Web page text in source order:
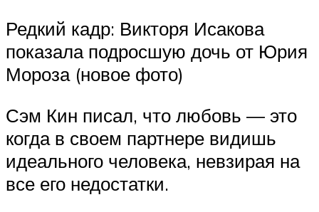
Редкий кадр: Викторя Исакова
показала подросшую дочь от Юрия
Мороза (новое фото)
Сэм Кин писал, что любовь — это
когда в своем партнере видишь
идеального человека, невзирая на
все его недостатки.